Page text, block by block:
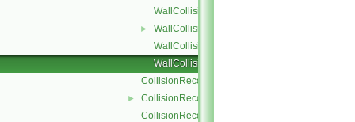
WallCollisionRecord.C
►
WallCollisionRecord.H
WallCollisionRecordI.H
WallCollisionRecordIO.C
CollisionRecordList.C
►
CollisionRecordList.H
CollisionRecordListI.H